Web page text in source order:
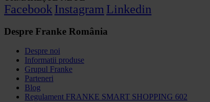
Facebook Instagram Linkedin
Despre Franke România
Despre noi
Informatii produse
Grupul Franke
Parteneri
Blog
Regulament FRANKE SMART SHOPPING 602